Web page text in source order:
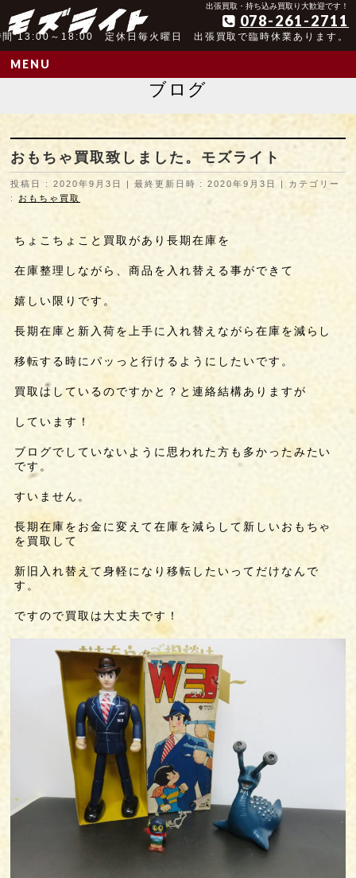
アンティーク玩具取扱歴25年以上の実績 出張買取・持ち込み買取り大歓迎です！
078-261-2711
間 13:00～18:00 定休日毎火曜日 出張買取で臨時休業あります。
MENU
ブログ
おもちゃ買取致しました。モズライト
投稿日 : 2020年9月3日 最終更新日時 : 2020年9月3日
カテゴリー
: おもちゃ買取
ちょこちょこと買取があり長期在庫を
在庫整理しながら、商品を入れ替える事ができて
嬉しい限りです。
長期在庫と新入荷を上手に入れ替えながら在庫を減らし
移転する時にパッっと行けるようにしたいです。
買取はしているのですかと？と連絡結構ありますが
しています！
ブログでしていないように思われた方も多かったみたい
です。
すいません。
長期在庫をお金に変えて在庫を減らして新しいおもちゃ
を買取して
新旧入れ替えて身軽になり移転したいってだけなんで
す。
ですので買取は大丈夫です！